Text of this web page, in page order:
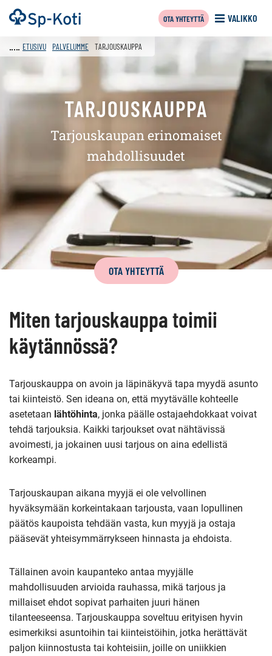
Siirry
sisältöön
Etusivu VALIKKO
OTA YHTEYTTÄ
ETUSIVU PALVELUMME TARJOUSKAUPPA
f
TARJOUSKAUPPA
Tarjouskaupan erinomaiset
mahdollisuudet
Tämän
sivun
OTA YHTEYTTÄ
Miten tarjouskauppa toimii
käytännössä?
Tarjouskauppa on avoin ja läpinäkyvä tapa myydä asunto
tai kiinteistö. Sen ideana on, että myytävälle kohteelle
asetetaan lähtöhinta, jonka päälle ostajaehdokkaat voivat
tehdä tarjouksia. Kaikki tarjoukset ovat nähtävissä
avoimesti, ja jokainen uusi tarjous on aina edellistä
korkeampi.
Tarjouskaupan aikana myyjä ei ole velvollinen
hyväksymään korkeintakaan tarjousta, vaan lopullinen
päätös kaupoista tehdään vasta, kun myyjä ja ostaja
pääsevät yhteisymmärrykseen hinnasta ja ehdoista.
Tällainen avoin kaupanteko antaa myyjälle
mahdollisuuden arvioida rauhassa, mikä tarjous ja
millaiset ehdot sopivat parhaiten juuri hänen
tilanteeseensa. Tarjouskauppa soveltuu erityisen hyvin
esimerkiksi asuntoihin tai kiinteistöihin, jotka herättävät
paljon kiinnostusta tai kohteisiin, joille on uniikkien